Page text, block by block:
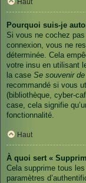
Haut
Pourquoi suis-je
Si vous ne cochez
connexion, vous ne
déterminée. Cela
votre insu en utilisant
la case Se souvenir
recommandé si vous
(bibliothèque, cyber-
case, cela signifie
fonctionnalité.
Haut
À quoi sert «
Cela supprime tous
paramètres